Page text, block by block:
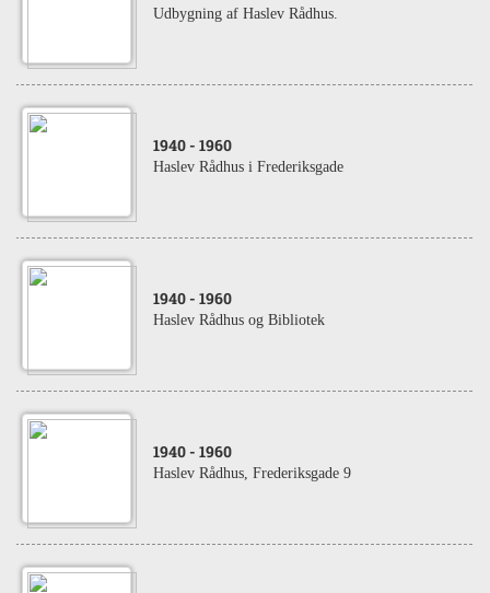
Udbygning af Haslev Rådhus.
1940 - 1960
Haslev Rådhus i Frederiksgade
1940 - 1960
Haslev Rådhus og Bibliotek
1940 - 1960
Haslev Rådhus, Frederiksgade 9